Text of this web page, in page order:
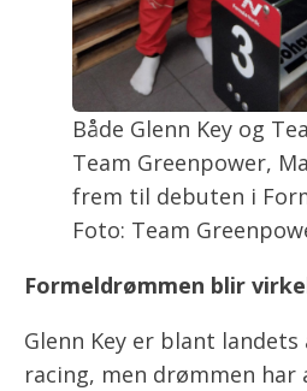
Både Glenn Key og
Team Greenpower,
frem til debuten i
Foto: Team
Formeldrømmen blir
Glenn Key er blant
racing, men drømmen